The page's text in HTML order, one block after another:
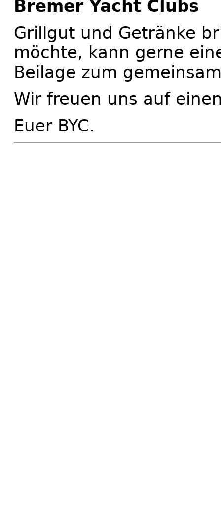
Bremer Yacht Clubs
Grillgut und Getränke
möchte, kann gerne
Beilage zum
Wir freuen uns auf
Euer BYC.